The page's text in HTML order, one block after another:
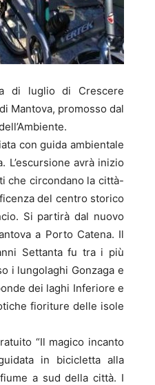
di luglio di Crescere
Mantova, promosso dal
con guida ambientale
avrà inizio
che circondano la città-
del centro storico
Si partirà dal nuovo
a Porto Catena. Il
Settanta fu tra i più
i lungolaghi Gonzaga e
dei laghi Inferiore e
fioriture delle isole
“Il magico incanto
in bicicletta alla
a sud della città. I